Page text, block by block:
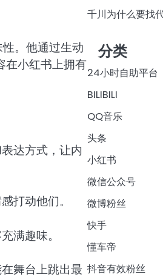
。他通过生动
在小红书上拥有
达方式，让内
打动他们。
满趣味。
舞台上跳出最
千川为什么要找
分类
24小时自助平台
BILIBILI
QQ音乐
头条
小红书
微信公众号
微博粉丝
快手
懂车帝
抖音有效粉丝